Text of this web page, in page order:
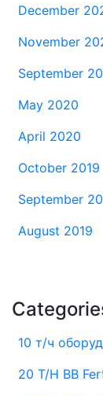
December
November
September
May 2020
April 2020
October 2019
September
August 2019
10 т/ч
20 T/H BB